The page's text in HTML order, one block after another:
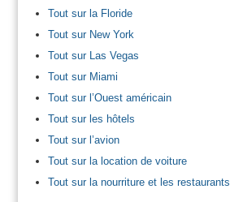
Tout sur la Floride
Tout sur New York
Tout sur Las Vegas
Tout sur Miami
Tout sur l’Ouest américain
Tout sur les hôtels
Tout sur l’avion
Tout sur la location de voiture
Tout sur la nourriture et les restaurants